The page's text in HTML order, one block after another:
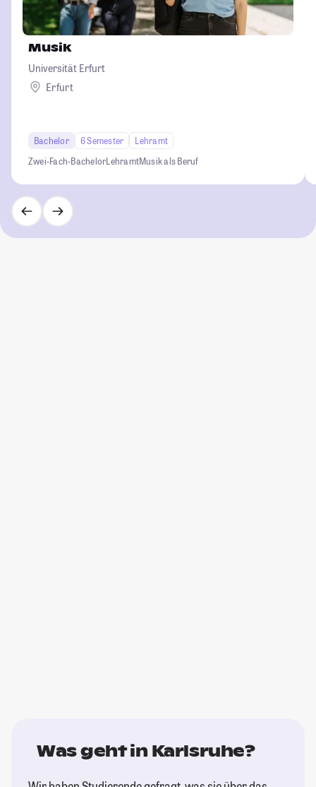
Musik
Universität Erfurt
Erfurt
Bachelor 6 Semester
Lehramt
Zwei-Fach-BachelorLehramtMusik als Beruf
Was geht in Karlsruhe?